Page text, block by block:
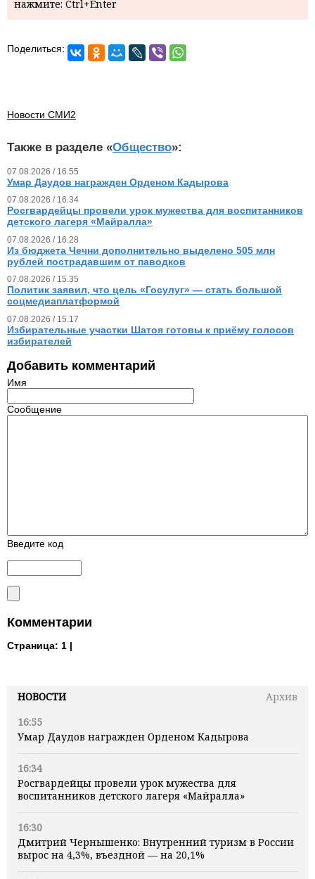
НОВОСТИ
Архив
16:55
Умар Даудов награжден Орденом Кадырова
16:34
Росгвардейцы провели урок мужества для
воспитанников детского лагеря «Майралла»
16:30
Дмитрий Чернышенко: Внутренний туризм в России
вырос на 4,3%, въездной — на 20,1%
нажмите: Ctrl+Enter
Поделиться:
Новости СМИ2
Также в разделе «Общество»:
07.08.2026 / 16.55
Умар Даудов награжден Орденом Кадырова
07.08.2026 / 16.34
Росгвардейцы провели урок мужества для воспитанников
детского лагеря «Майралла»
07.08.2026 / 16.28
Из бюджета Чечни дополнительно выделено 505 млн
рублей пострадавшим от паводков
07.08.2026 / 15.35
Политик заявил, что цель «Госулуг» — стать большой
соцмедиаплатформой
07.08.2026 / 15.17
Избирательные участки Шатоя готовы к приёму голосов
избирателей
Добавить комментарий
Имя
Сообщение
Введите код
Комментарии
Страница: 1 |